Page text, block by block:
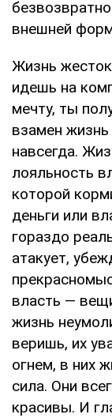
внешней
Жизнь
идешь на
мечту, ты
взамен жизнь
навсегда.
лояльность
которой
деньги или
гораздо
атакует,
власть —
жизнь
веришь, их
огнем, в них
сила. Они
красивы. И